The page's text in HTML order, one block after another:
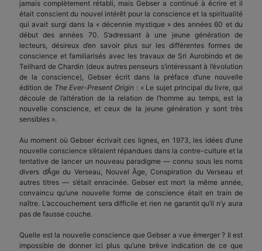
jamais complètement rétabli, mais Gebser a continué à écrire et il
était conscient du nouvel intérêt pour la conscience et la spiritualité
qui avait surgi dans la « décennie mystique » des années 60 et du
début des années 70. S’adressant à une jeune génération de
lecteurs, désireux d’en savoir plus sur les différentes formes de
conscience et familiarisés avec les travaux de Sri Aurobindo et de
Teilhard de Chardin (deux autres penseurs s’intéressant à l’évolution
de la conscience), Gebser écrit dans la préface d’une nouvelle
édition de The Ever-Present Origin : « Le sujet principal du livre, qui
découle de l’altération de la relation de l’homme au temps, est la
nouvelle conscience, et ceux de la jeune génération y sont très
sensibles ».
Au moment où Gebser écrivait ces lignes, en 1973, les idées d’une
nouvelle conscience s’étaient répandues dans la contre-culture et la
tentative de lancer un nouveau paradigme — connu sous les noms
divers d’Âge du Verseau, Nouvel Âge, Conspiration du Verseau et
autres titres — s’était enracinée. Gebser est mort la même année,
convaincu qu’une nouvelle forme de conscience était en train de
naître. L’accouchement sera difficile et rien ne garantit qu’il n’y aura
pas de fausse couche.
Quelle est la nouvelle conscience que Gebser a vue émerger ? Il est
impossible de donner ici plus qu’une brève indication de ce que